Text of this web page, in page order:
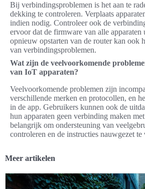
Bij verbindingsproblemen is het aan te
dekking te controleren. Verplaats
indien nodig. Controleer ook de
ervoor dat de firmware van alle apparaten
opnieuw opstarten van de router kan ook
van verbindingsproblemen.
Wat zijn de veelvoorkomende
van IoT apparaten?
Veelvoorkomende problemen zijn
verschillende merken en protocollen, en
in de app. Gebruikers kunnen ook de
hun apparaten geen verbinding maken
belangrijk om ondersteuning van
controleren en de instructies nauwgezet te
Meer artikelen